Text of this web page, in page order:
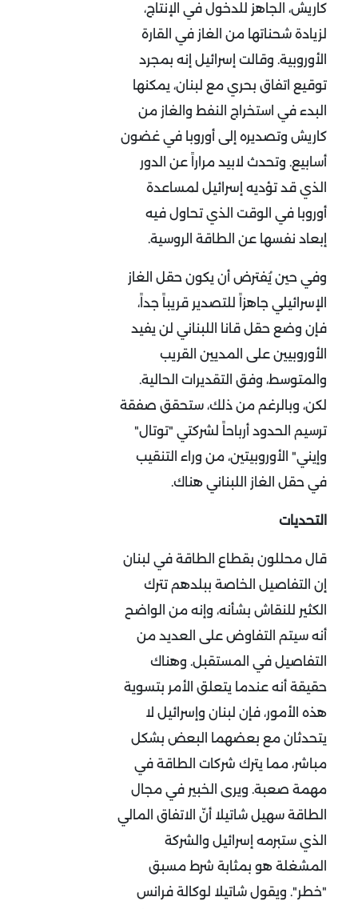
كاريش، الجاهز للدخول في الإنتاج،
لزيادة شحناتها من الغاز في القارة
الأوروبية. وقالت إسرائيل إنه بمجرد
توقيع اتفاق بحري مع لبنان، يمكنها
البدء في استخراج النفط والغاز من
كاريش وتصديره إلى أوروبا في غضون
أسابيع. وتحدث لابيد مراراً عن الدور
الذي قد تؤديه إسرائيل لمساعدة
أوروبا في الوقت الذي تحاول فيه
إبعاد نفسها عن الطاقة الروسية.
وفي حين يُفترض أن يكون حقل الغاز
الإسرائيلي جاهزاً للتصدير قريباً جداً،
فإن وضع حقل قانا اللبناني لن يفيد
الأوروبيين على المديين القريب
والمتوسط، وفق التقديرات الحالية.
لكن، وبالرغم من ذلك، ستحقق صفقة
ترسيم الحدود أرباحاً لشركتي "توتال"
وإيني" الأوروبيتين، من وراء التنقيب
في حقل الغاز اللبناني هناك.
التحديات
قال محللون بقطاع الطاقة في لبنان
إن التفاصيل الخاصة ببلدهم تترك
الكثير للنقاش بشأنه، وإنه من الواضح
أنه سيتم التفاوض على العديد من
التفاصيل في المستقبل. وهناك
حقيقة أنه عندما يتعلق الأمر بتسوية
هذه الأمور، فإن لبنان وإسرائيل لا
يتحدثان مع بعضهما البعض بشكل
مباشر، مما يترك شركات الطاقة في
مهمة صعبة. ويرى الخبير في مجال
الطاقة سهيل شاتيلا أنّ الاتفاق المالي
الذي ستبرمه إسرائيل والشركة
المشغلة هو بمثابة شرط مسبق
"خطر". ويقول شاتيلا لوكالة فرانس